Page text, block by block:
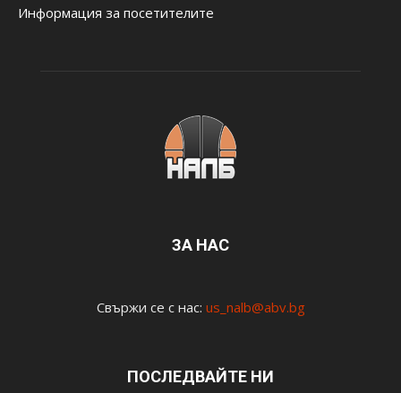
Информация за посетителите
ЗА НАС
Свържи се с нас: us_nalb@abv.bg
ПОСЛЕДВАЙТЕ НИ